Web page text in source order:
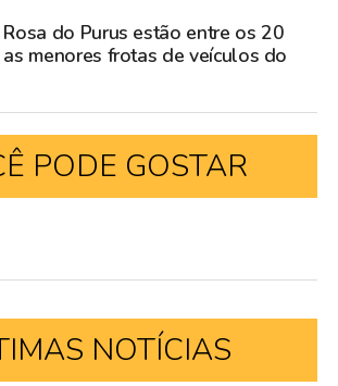
do Purus estão entre os 20
as menores frotas de veículos do
PODE GOSTAR
NOTÍCIAS